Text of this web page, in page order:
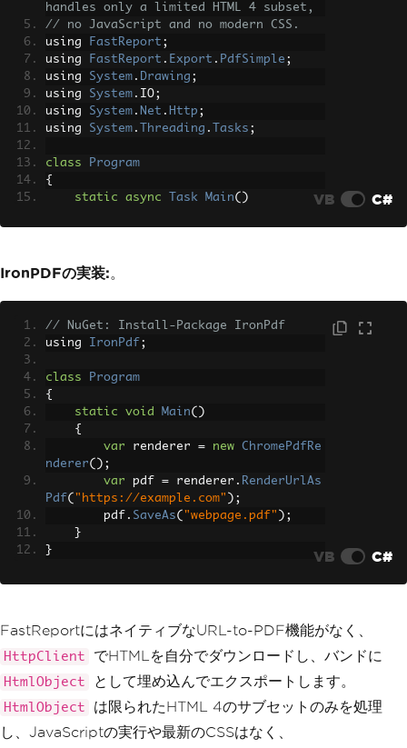
handles only a limited HTML 4 subset,
// no JavaScript and no modern CSS.
using
FastReport ;
using
FastReport . Export . PdfSimple ;
using System . Drawing ;
using System . IO;
using System . Net . Http ;
using System . Threading . Tasks ;
class
Program
{
static
async Task Main()
string
        using
ient())
            htmlContent
GetStringAsync
m"
Report report
ReportPage page new
Repo
rtPage ();
            report
.Pages Add page
ReportTitle new
ortTitleBand
            htmlObject
.Bounds = new
Re
Units Millimeters
0 , Units. Millimeters * 250 );
            htmlObject
.Text = htmlCont
ent
            page
. ReportTitle .Objects .A
dd(htmlObject);
VB C#
IronPDFの実装:。
// NuGet: Install-Package IronPdf
using IronPdf ;
class
Program
{
static
void Main()
{
var renderer = new
ChromePdfRe
nderer();
var pdf = renderer . RenderUrlAs
Pdf( "https://example.com" );
        pdf
. SaveAs( "webpage.pdf" );
}
}
VB C#
FastReportにはネイティブなURL-to-PDF機能がなく、
HttpClient でHTMLを自分でダウンロードし、バンドに
HtmlObject として埋め込んでエクスポートします。
HtmlObject
は限られたHTML 4のサブセットのみを処理
し、JavaScriptの実行や最新のCSSはなく、